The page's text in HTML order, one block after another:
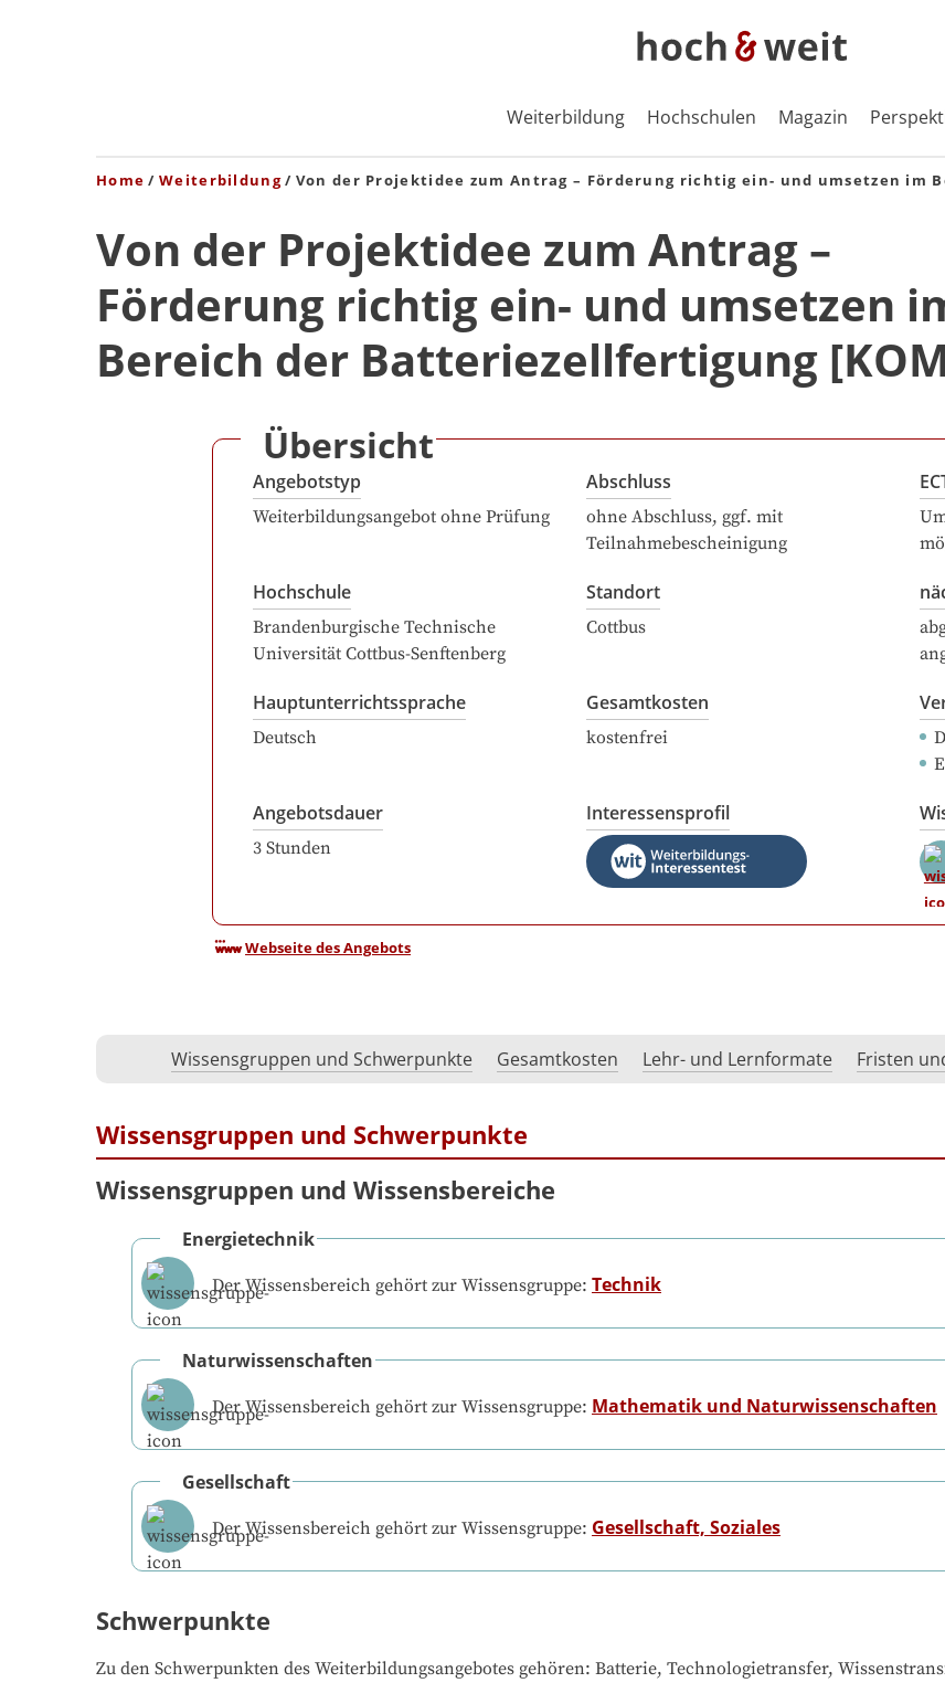
Weiterbildung Hochschulen Magazin
Home Weiterbildung Von der Projektidee zum Antrag – Förderung richtig ein- und umsetzen im
Von der Projektidee zum Antrag –
Förderung richtig ein- und umsetzen
Bereich der Batteriezellfertigung
Übersicht
Angebotstyp
Weiterbildungsangebot ohne Prüfung
Abschluss
ohne Abschluss, ggf. mit
Teilnahmebescheinigung
Hochschule
Brandenburgische Technische
Universität Cottbus-Senftenberg
Standort
Cottbus
Hauptunterrichtssprache
Deutsch
Gesamtkosten
kostenfrei
Angebotsdauer
3 Stunden
Interessensprofil
Webseite des Angebots
Wissensgruppen und Schwerpunkte Gesamtkosten Lehr- und Lernformate Fristen
Wissensgruppen und Schwerpunkte
Wissensgruppen und Wissensbereiche
Energietechnik
Der Wissensbereich gehört zur Wissensgruppe: Technik
Naturwissenschaften
Der Wissensbereich gehört zur Wissensgruppe: Mathematik und Naturwissenschaften
Gesellschaft
Der Wissensbereich gehört zur Wissensgruppe: Gesellschaft, Soziales
Schwerpunkte
Zu den Schwerpunkten des Weiterbildungsangebotes gehören: Batterie, Technologietransfer,